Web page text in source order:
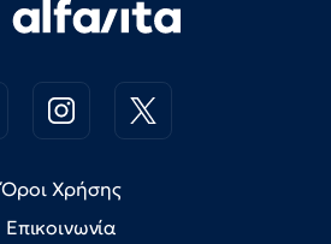
Όροι Χρήσης
Επικοινωνία